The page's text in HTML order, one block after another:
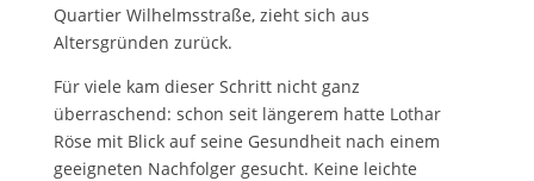
Quartier Wilhelmsstraße, zieht sich aus
Altersgründen zurück.
Für viele kam dieser Schritt nicht ganz
überraschend: schon seit längerem hatte Lothar
Röse mit Blick auf seine Gesundheit nach einem
geeigneten Nachfolger gesucht. Keine leichte